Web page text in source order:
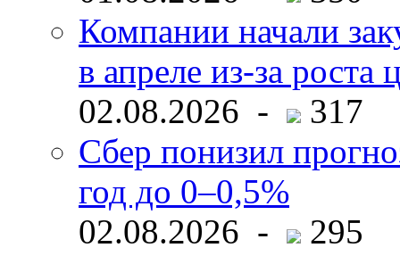
Компании начали
в апреле из-за роста
02.08.2026 -
317
Сбер понизил
год до 0–0,5%
02.08.2026 -
295